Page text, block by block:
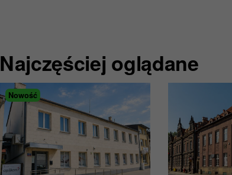
Najczęściej oglądane
Nowość